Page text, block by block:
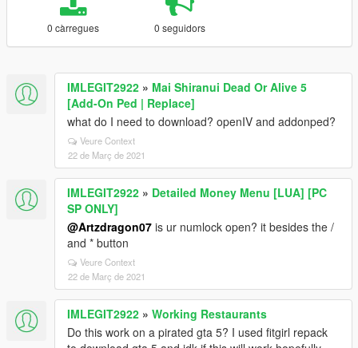
0 càrregues 0 seguidors
IMLEGIT2922 » Mai Shiranui Dead Or Alive 5
[Add-On Ped | Replace]
what do I need to download? openIV and addonped?
Veure Context
22 de Març de 2021
IMLEGIT2922 » Detailed Money Menu [LUA] [PC
SP ONLY]
@Artzdragon07 is ur numlock open? it besides the /
and * button
Veure Context
22 de Març de 2021
IMLEGIT2922 » Working Restaurants
Do this work on a pirated gta 5? I used fitgirl repack